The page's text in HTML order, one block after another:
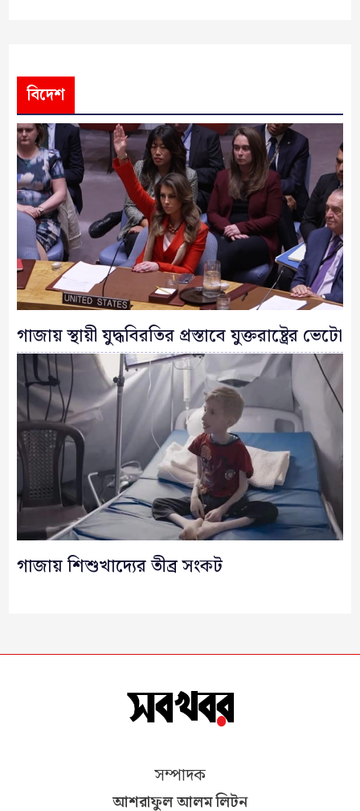
বিদেশ
গাজায় স্থায়ী যুদ্ধবিরতির প্রস্তাবে যুক্তরাষ্ট্রের ভেটো
গাজায় শিশুখাদ্যের তীব্র সংকট
সম্পাদক
আশরাফুল আলম লিটন